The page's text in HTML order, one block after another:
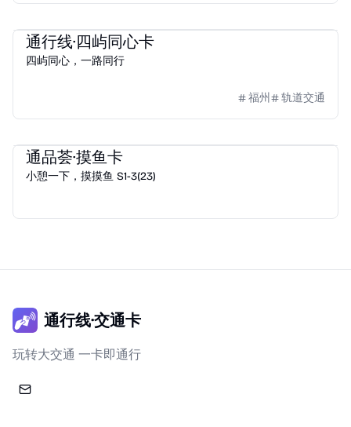
通行线·四屿同心卡
四屿同心，一路同行
福州 轨道交通
通品荟·摸鱼卡
小憩一下，摸摸鱼 S1-3(23)
通行线·交通卡
玩转大交通 一卡即通行